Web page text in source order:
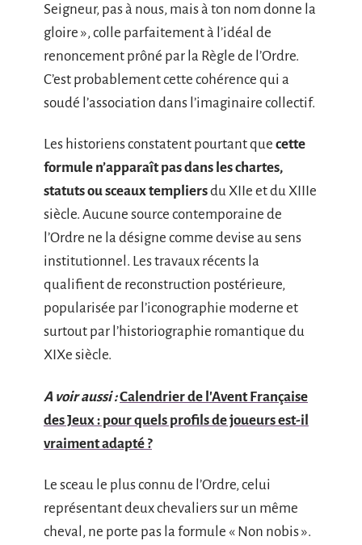
Seigneur, pas à nous, mais à ton nom donne la
gloire », colle parfaitement à l’idéal de
renoncement prôné par la Règle de l’Ordre.
C’est probablement cette cohérence qui a
soudé l’association dans l’imaginaire collectif.
Les historiens constatent pourtant que cette
formule n’apparaît pas dans les chartes,
statuts ou sceaux templiersdu XIIe et du XIIIe
siècle. Aucune source contemporaine de
l’Ordre ne la désigne comme devise au sens
institutionnel. Les travaux récents la
qualifient de reconstruction postérieure,
popularisée par l’iconographie moderne et
surtout par l’historiographie romantique du
XIXe siècle.
A voir aussi :Calendrier de l'Avent Française
des Jeux : pour quels profils de joueurs est-il
vraiment adapté ?
Le sceau le plus connu de l’Ordre, celui
représentant deux chevaliers sur un même
cheval, ne porte pas la formule « Non nobis ».